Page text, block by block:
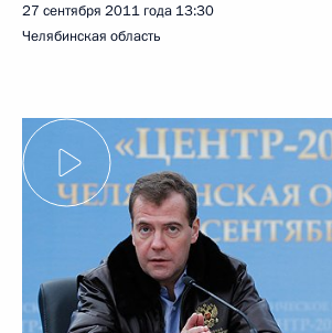
27 сентября 2011 года 13:30
Челябинская область